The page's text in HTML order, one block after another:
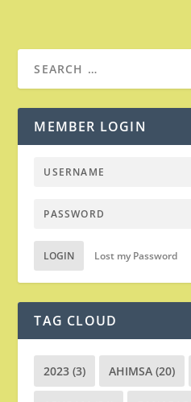
MEMBER LOGIN
LOGIN Lost my Password
TAG CLOUD
2023 (3) AHIMSA (20)